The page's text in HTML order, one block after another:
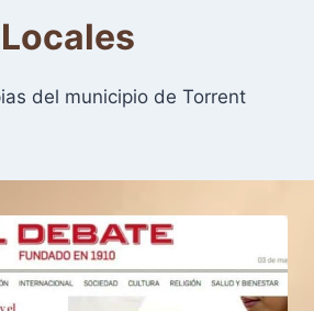
Locales
del municipio de Torrent